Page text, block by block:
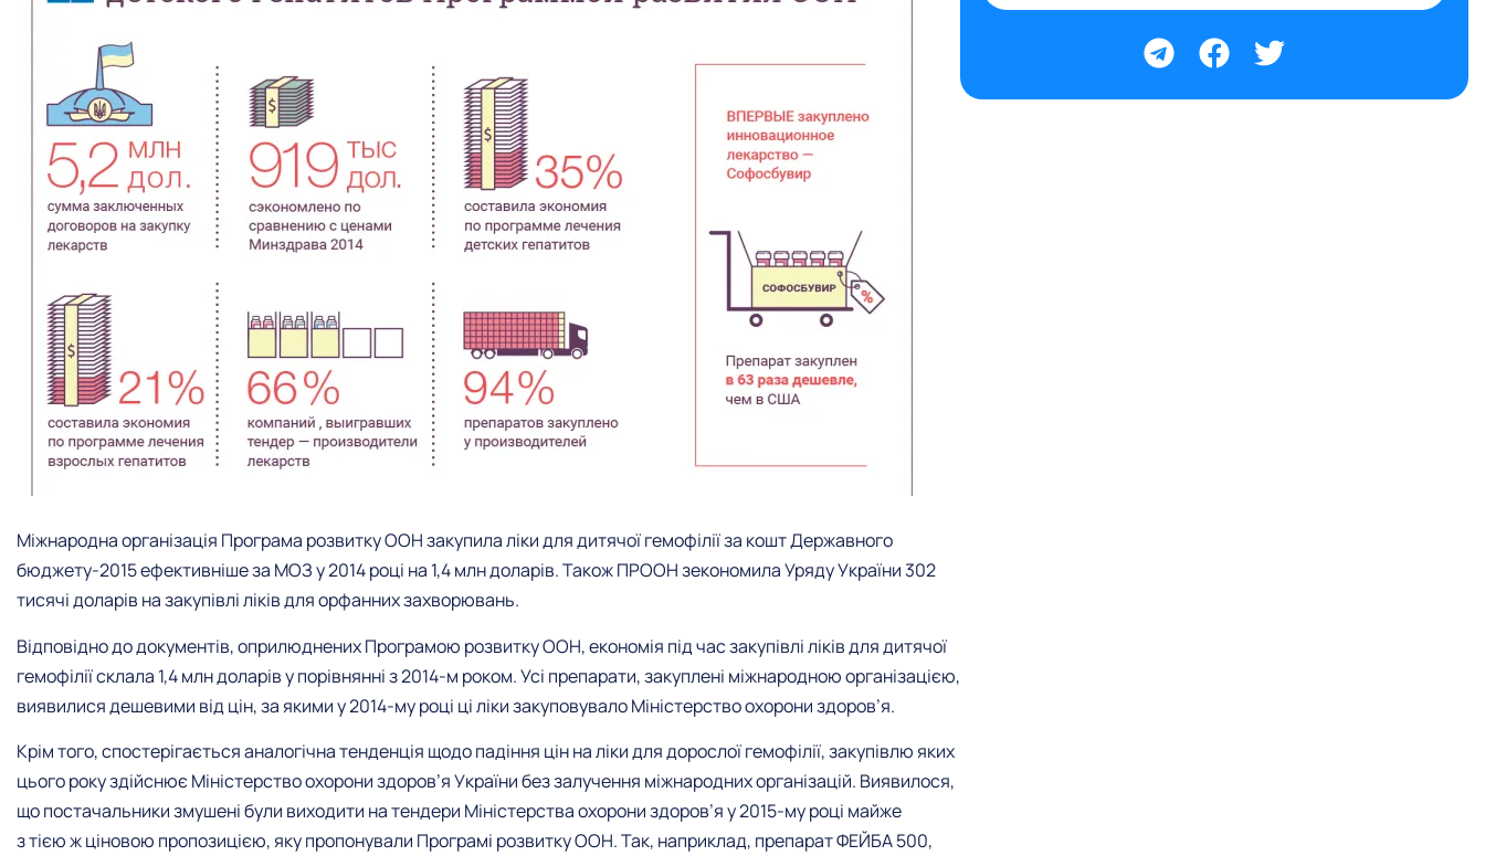
Міжнародна організація Програма розвитку ООН закупила ліки для дитячої гемофілії за кошт Державного
бюджету-2015 ефективніше за МОЗ у 2014 році на 1,4 млн доларів. Також ПРООН зекономила Уряду України 302
тисячі доларів на закупівлі ліків для орфанних захворювань.
Відповідно до документів, оприлюднених Програмою розвитку ООН, економія під час закупівлі ліків для дитячої
гемофілії склала 1,4 млн доларів у порівнянні з 2014-м роком. Усі препарати, закуплені міжнародною організацією,
виявилися дешевими від цін, за якими у 2014-му році ці ліки закуповувало Міністерство охорони здоров’я.
Крім того, спостерігається аналогічна тенденція щодо падіння цін на ліки для дорослої гемофілії, закупівлю яких
цього року здійснює Міністерство охорони здоров’я України без залучення міжнародних організацій. Виявилося,
що постачальники змушені були виходити на тендери Міністерства охорони здоров’я у 2015-му році майже
з тією ж ціновою пропозицією, яку пропонували Програмі розвитку ООН. Так, наприклад, препарат ФЕЙБА 500,